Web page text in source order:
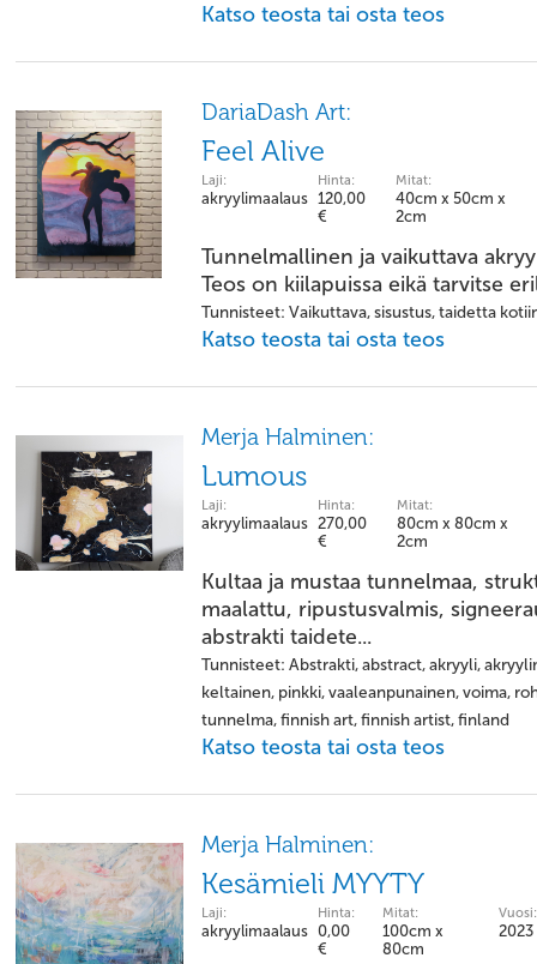
Katso teosta tai osta teos
DariaDash Art:
Feel Alive
Laji:
akryylimaalaus
Hinta:
120,00
€
Mitat:
40cm x 50cm x
2cm
Tunnelmallinen ja vaikuttava
Teos on kiilapuissa eikä tarvitse
Tunnisteet: Vaikuttava, sisustus, taidetta
Katso teosta tai osta teos
Merja Halminen:
Lumous
Laji:
akryylimaalaus
Hinta:
270,00
€
Mitat:
80cm x 80cm x
2cm
Kultaa ja mustaa tunnelmaa,
maalattu, ripustusvalmis,
abstrakti taidete...
Tunnisteet: Abstrakti, abstract, akryyli,
keltainen, pinkki, vaaleanpunainen, voima,
tunnelma, finnish art, finnish artist, finland
Katso teosta tai osta teos
Merja Halminen:
Kesämieli MYYTY
Laji:
akryylimaalaus
Hinta:
0,00
€
Mitat:
100cm x
80cm
Vuosi:
2023